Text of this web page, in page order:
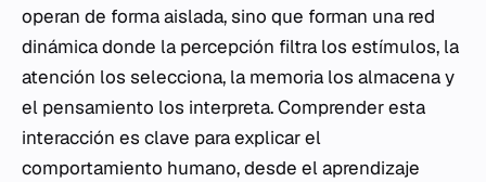
operan de forma aislada, sino que forman una red
dinámica donde la percepción filtra los estímulos, la
atención los selecciona, la memoria los almacena y
el pensamiento los interpreta. Comprender esta
interacción es clave para explicar el
comportamiento humano, desde el aprendizaje